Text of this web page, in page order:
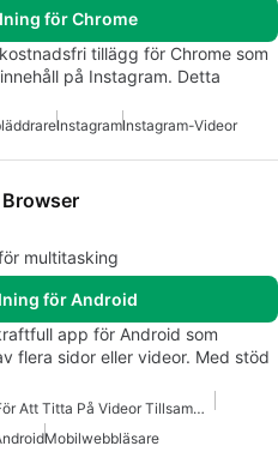
för Chrome
tillägg för Chrome som
på Instagram. Detta
InstagramInstagram-Videor
multitasking
för Android
app för Android som
flera sidor eller videor. Med stöd
Appar För Att Titta På Videor Tillsammans I Realtid
Mobilwebbläsare